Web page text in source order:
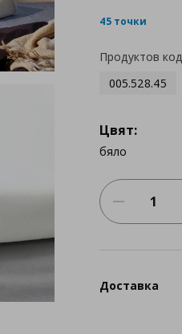
45 точки
Продуктов код
005.528.45
Цвят:
бяло
Доставка